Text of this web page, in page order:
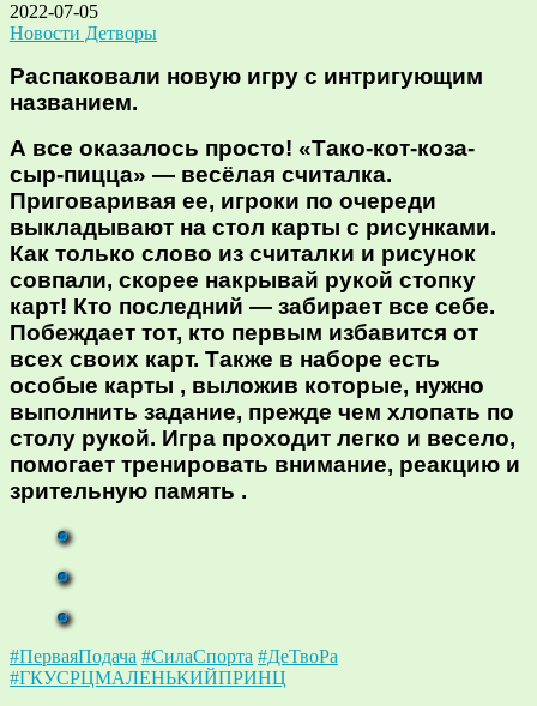
2022-07-05
Новости Детворы
Распаковали новую игру с интригующим
названием.
А все оказалось просто! «Тако-кот-коза-
сыр-пицца» — весёлая считалка.
Приговаривая ее, игроки по очереди
выкладывают на стол карты с рисунками.
Как только слово из считалки и рисунок
совпали, скорее накрывай рукой стопку
карт! Кто последний — забирает все себе.
Побеждает тот, кто первым избавится от
всех своих карт. Также в наборе есть
особые карты , выложив которые, нужно
выполнить задание, прежде чем хлопать по
столу рукой. Игра проходит легко и весело,
помогает тренировать внимание, реакцию и
зрительную память .
#ПерваяПодача #СилаСпорта #ДеТвоРа
#ГКУСРЦМАЛЕНЬКИЙПРИНЦ